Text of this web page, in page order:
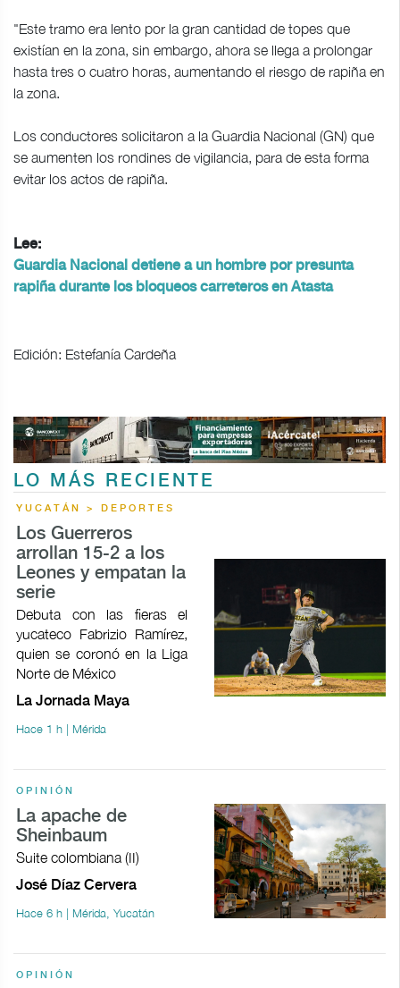
"Este tramo era lento por la gran cantidad de topes que
existían en la zona, sin embargo, ahora se llega a prolongar
hasta tres o cuatro horas, aumentando el riesgo de rapiña en
la zona.
Los conductores solicitaron a la Guardia Nacional (GN) que
se aumenten los rondines de vigilancia, para de esta forma
evitar los actos de rapiña.
Lee:
Guardia Nacional detiene a un hombre por presunta
rapiña durante los bloqueos carreteros en Atasta
Edición: Estefanía Cardeña
LO MÁS RECIENTE
YUCATÁN > DEPORTES
Los Guerreros
arrollan 15-2 a los
Leones y empatan la
serie
Debuta con las fieras el
yucateco Fabrizio Ramírez,
quien se coronó en la Liga
Norte de México
La Jornada Maya
Hace 1 h | Mérida
OPINIÓN
La apache de
Sheinbaum
Suite colombiana (II)
José Díaz Cervera
Hace 6 h | Mérida, Yucatán
OPINIÓN